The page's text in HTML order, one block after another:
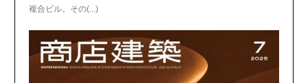
複合ビル。その(...)